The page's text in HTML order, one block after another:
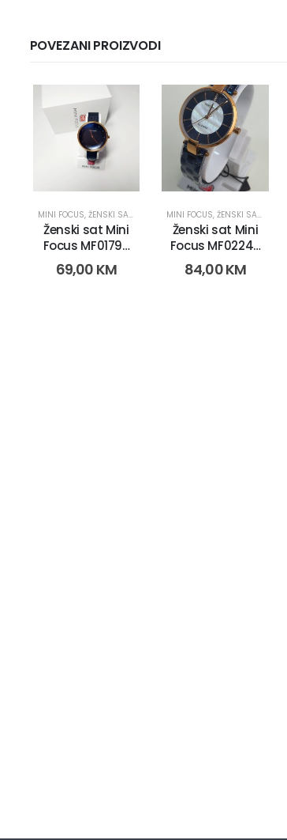
POVEZANI PROIZVODI
MINI FOCUS, ŽENSKI SATOVI
Ženski sat Mini
Focus MF0179L.
(1178-3)
69,00 KM
MINI FOCUS,ŽENSKI SATOVI
Ženski sat Mini
Focus MF0224L.
(1372-4)
84,00KM